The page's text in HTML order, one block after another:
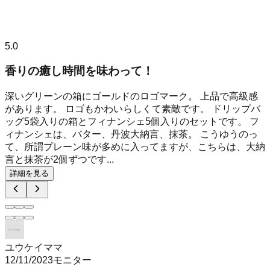
5.0
香りの癒し時間を味わって！
深いグリーンの箱にゴールドのロゴマーク。 上品で高級感
があります。 ロゴもかわいらしくて素敵です。 ドリップバ
ッグ5袋入りの箱とフィナンシェ5個入りのセットです。 フ
ィナンシェは、バター、丹波大納言、抹茶。 こうゆうのっ
て、所謂プレーン味が多めに入ってますが、こちらは、大納
言と抹茶が2個ずつです...
詳細を見る
ユウケイママ
12/11/2023モニター